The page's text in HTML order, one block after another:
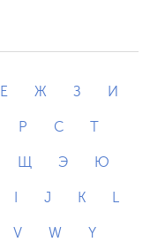
Е Ж З И
Р С Т
Щ Э Ю
J K L
V W Y